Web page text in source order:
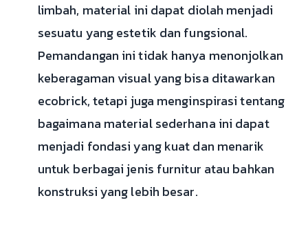
limbah, material ini dapat diolah menjadi
sesuatu yang estetik dan fungsional.
Pemandangan ini tidak hanya menonjolkan
keberagaman visual yang bisa ditawarkan
ecobrick, tetapi juga menginspirasi tentang
bagaimana material sederhana ini dapat
menjadi fondasi yang kuat dan menarik
untuk berbagai jenis furnitur atau bahkan
konstruksi yang lebih besar.